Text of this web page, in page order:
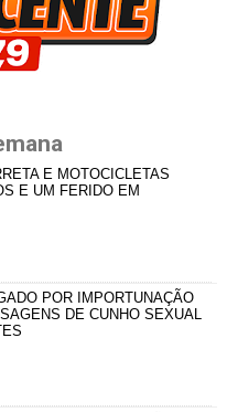
E MOTOCICLETAS
E UM FERIDO EM
POR IMPORTUNAÇÃO
DE CUNHO SEXUAL